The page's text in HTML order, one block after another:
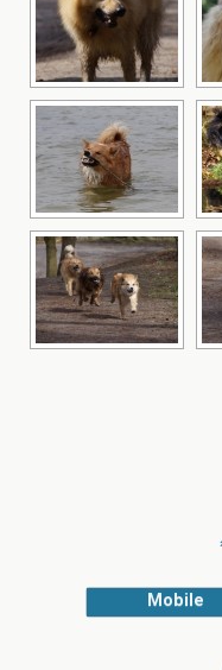
Mobile